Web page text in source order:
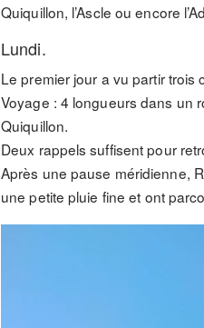
Quiquillon, l’Ascle ou encore
Lundi.
Le premier jour a vu partir trois
Voyage : 4 longueurs dans un
Quiquillon.
Deux rappels suffisent pour
Après une pause méridienne,
une petite pluie fine et ont